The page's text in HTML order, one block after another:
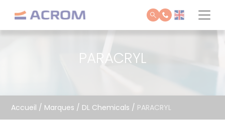
PARACRYL
Accueil / Marques / DL Chemicals / PARACRYL